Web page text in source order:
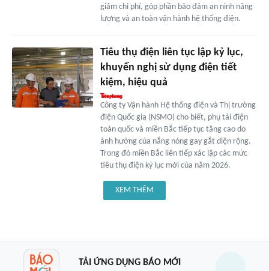
giảm chi phí, góp phần bảo đảm an ninh năng
lượng và an toàn vận hành hệ thống điện.
Tiêu thụ điện liên tục lập kỷ lục,
khuyến nghị sử dụng điện tiết
kiệm, hiệu quả
Công ty Vận hành Hệ thống điện và Thị trường
điện Quốc gia (NSMO) cho biết, phụ tải điện
toàn quốc và miền Bắc tiếp tục tăng cao do
ảnh hưởng của nắng nóng gay gắt diện rộng.
Trong đó miền Bắc liên tiếp xác lập các mức
tiêu thụ điện kỷ lục mới của năm 2026.
XEM THÊM
TẢI ỨNG DỤNG BÁO MỚI